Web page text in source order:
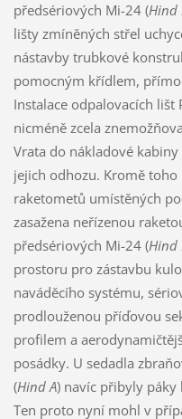
předsériových Mi-24 (Hind
lišty zmíněných střel
nástavby trubkové
pomocným křídlem,
Instalace odpalovacích lišt
nicméně zcela
Vrata do nákladové
jejich odhozu. Kromě
raketometů umístěných
zasažena neřízenou
předsériových Mi-24 (Hind
prostoru pro zástavbu
naváděcího systému,
prodlouženou příďovou
profilem a
posádky. U sedadla
(Hind A) navíc přibyly
Ten proto nyní mohl v